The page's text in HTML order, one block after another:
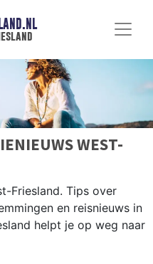
WEST-
Friesland. Tips over
en reisnieuws in
helpt je op weg naar